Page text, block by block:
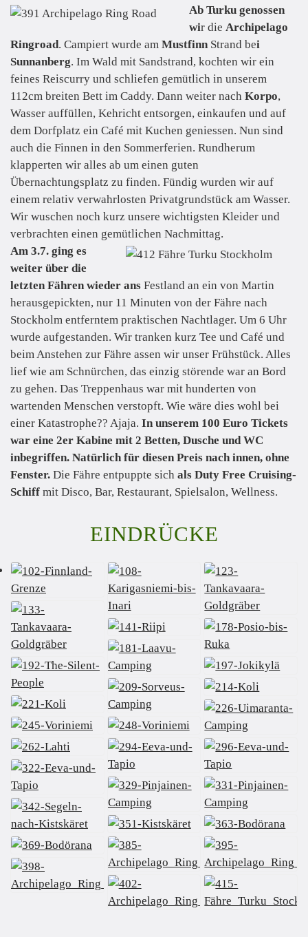
Ab Turku genossen
wir die Archipelago
Ringroad. Campiert wurde am Mustfinn Strand bei
Sunnanberg. Im Wald mit Sandstrand, kochten wir ein
feines Reiscurry und schliefen gemütlich in unserem
112cm breiten Bett im Caddy. Dann weiter nach Korpo,
Wasser auffüllen, Kehricht entsorgen, einkaufen und auf
dem Dorfplatz ein Café mit Kuchen geniessen. Nun sind
auch die Finnen in den Sommerferien. Rundherum
klapperten wir alles ab um einen guten
Übernachtungsplatz zu finden. Fündig wurden wir auf
einem relativ verwahrlosten Privatgrundstück am Wasser.
Wir wuschen noch kurz unsere wichtigsten Kleider und
verbrachten einen gemütlichen Nachmittag.
Am 3.7. ging es
weiter über die
letzten Fähren wieder ans Festland an ein von Martin
herausgepickten, nur 11 Minuten von der Fähre nach
Stockholm entferntem praktischen Nachtlager. Um 6 Uhr
wurde aufgestanden. Wir tranken kurz Tee und Café und
beim Anstehen zur Fähre assen wir unser Frühstück. Alles
lief wie am Schnürchen, das einzig störende war an Bord
zu gehen. Das Treppenhaus war mit hunderten von
wartenden Menschen verstopft. Wie wäre dies wohl bei
einer Katastrophe?? Ajaja. In unserem 100 Euro Tickets
war eine 2er Kabine mit 2 Betten, Dusche und WC
inbegriffen. Natürlich für diesen Preis nach innen, ohne
Fenster. Die Fähre entpuppte sich als Duty Free Cruising-
Schiff mit Disco, Bar, Restaurant, Spielsalon, Wellness.
EINDRÜCKE